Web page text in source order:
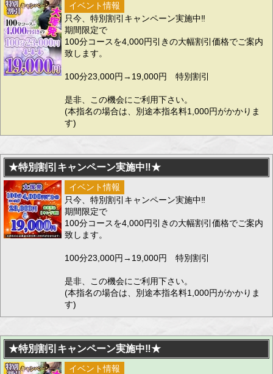
イベント情報
只今、特別割引キャンペーン実施中‼
期間限定で
100分コースを4,000円引きの大幅割引価格でご案内
致します。
100分23,000円→19,000円 特別割引
是非、この機会にご利用下さい。
(本指名の場合は、別途本指名料1,000円がかかりま
す)
★特別割引キャンペーン実施中‼★
イベント情報
只今、特別割引キャンペーン実施中‼
期間限定で
100分コースを4,000円引きの大幅割引価格でご案内
致します。
100分23,000円→19,000円 特別割引
是非、この機会にご利用下さい。
(本指名の場合は、別途本指名料1,000円がかかりま
す)
★特別割引キャンペーン実施中‼★
イベント情報